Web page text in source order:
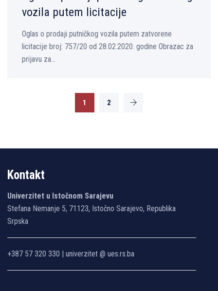
vozila putem licitacije
Oglas o prodaji putničkog vozila putem zatvorene
licitacije broj: 757/20 od 28.02.2020. godine Obrazac za
prijavu za...
1 2
Kontakt
Univerzitet u Istočnom Sarajevu
Stefana Nemanje 5, 71123, Istočno Sarajevo, Republika
Srpska
+387 57 320 330 | univerzitet @ ues.rs.ba